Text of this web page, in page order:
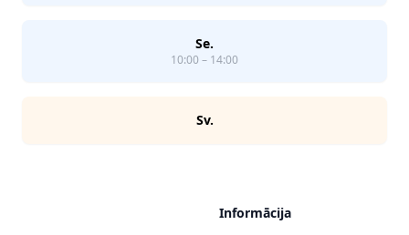
Se.
10:00 – 14:00
Sv.
Informācija